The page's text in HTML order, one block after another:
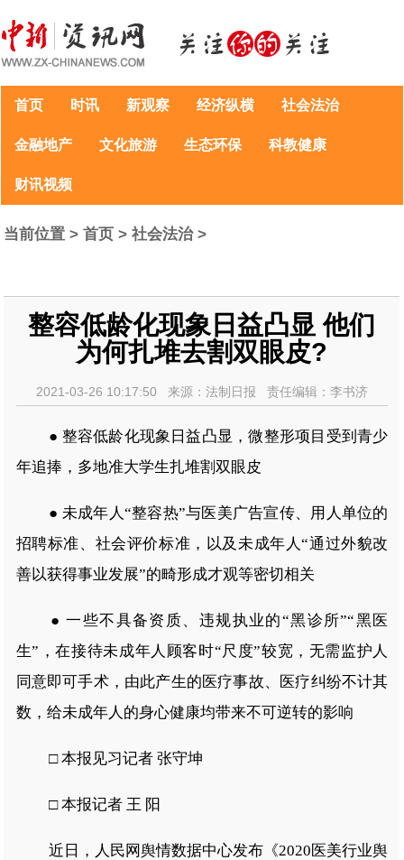
首页 时讯 新观察 经济纵横 社会法治
金融地产 文化旅游 生态环保 科教健康
财讯视频
当前位置 >首页 >社会法治>
整容低龄化现象日益凸显 他们
为何扎堆去割双眼皮?
2021-03-26 10:17:50 来源：法制日报 责任编辑：李书济
● 整容低龄化现象日益凸显，微整形项目受到青少
年追捧，多地准大学生扎堆割双眼皮
● 未成年人“整容热”与医美广告宣传、用人单位的
招聘标准、社会评价标准，以及未成年人“通过外貌改
善以获得事业发展”的畸形成才观等密切相关
● 一些不具备资质、违规执业的“黑诊所”“黑医
生”，在接待未成年人顾客时“尺度”较宽，无需监护人
同意即可手术，由此产生的医疗事故、医疗纠纷不计其
数，给未成年人的身心健康均带来不可逆转的影响
□ 本报见习记者 张守坤
□ 本报记者 王 阳
近日，人民网舆情数据中心发布《2020医美行业舆